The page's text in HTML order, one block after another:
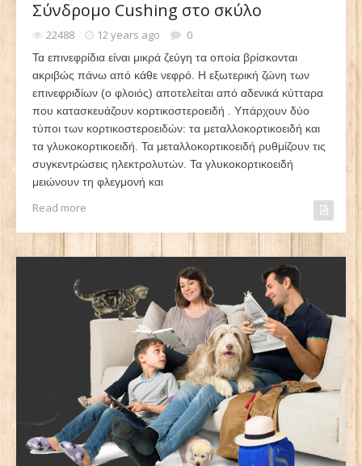
Σύνδρομο Cushing στο σκύλο
22488 12 years ago 0
Τα επινεφρίδια είναι μικρά ζεύγη τα οποία βρίσκονται
ακριβώς πάνω από κάθε νεφρό. Η εξωτερική ζώνη των
επινεφριδίων (ο φλοιός) αποτελείται από αδενικά κύτταρα
που κατασκευάζουν κορτικοστεροειδή . Υπάρχουν δύο
τύποι των κορτικοστεροειδών: τα μεταλλοκορτικοειδή και
τα γλυκοκορτικοειδή. Τα μεταλλοκορτικοειδή ρυθμίζουν τις
συγκεντρώσεις ηλεκτρολυτών. Τα γλυκοκορτικοειδή
μειώνουν τη φλεγμονή και
Read more